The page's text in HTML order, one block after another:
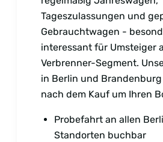
Tageszulassungen und
Gebrauchtwagen -
interessant für Umsteiger
Verbrenner-Segment.
in Berlin und
nach dem Kauf um Ihren
Probefahrt an allen
Standorten buchbar